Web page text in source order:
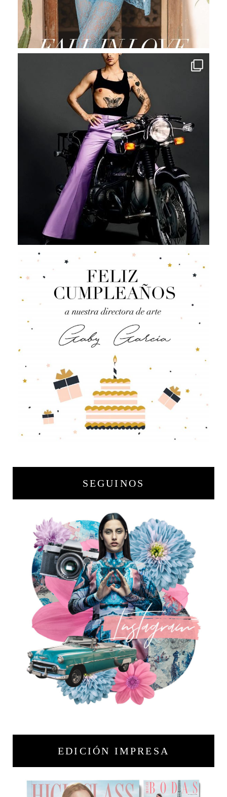
SEGUINOS
EDICIÓN IMPRESA